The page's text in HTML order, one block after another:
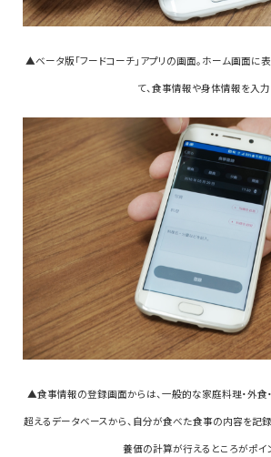
▲ベータ版「フードコーチ」アプリの画面。ホーム画面に
て、食事情報や身体情報を入力
▲食事情報の登録画面からは、一般的な家庭料理・外食
超えるデータベースから、自分が食べた食事の内容を記
養価の計算が行えるところがポイ